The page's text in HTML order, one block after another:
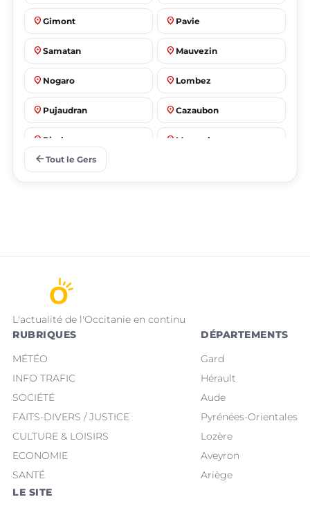
place Gimont place Pavie
place Samatan place Mauvezin
place Nogaro place Lombez
place Pujaudran place Cazaubon
place Riscle place Masseube
arrow_back Tout le Gers
L'actualité de l'Occitanie en continu
RUBRIQUES
MÉTÉO
INFO TRAFIC
SOCIÉTÉ
FAITS-DIVERS / JUSTICE
CULTURE & LOISIRS
ECONOMIE
SANTÉ
DÉPARTEMENTS
Gard
Hérault
Aude
Pyrénées-Orientales
Lozère
Aveyron
Ariège
LE SITE